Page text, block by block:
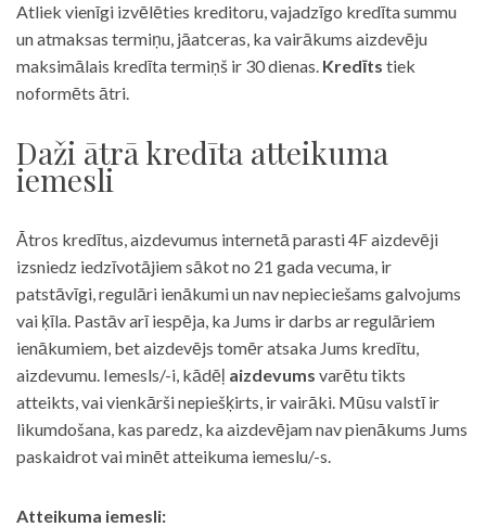
Atliek vienīgi izvēlēties kreditoru, vajadzīgo kredīta summu
un atmaksas termiņu, jāatceras, ka vairākums aizdevēju
maksimālais kredīta termiņš ir 30 dienas. Kredīts tiek
noformēts ātri.
Daži ātrā kredīta atteikuma
iemesli
Ātros kredītus, aizdevumus internetā parasti 4F aizdevēji
izsniedz iedzīvotājiem sākot no 21 gada vecuma, ir
patstāvīgi, regulāri ienākumi un nav nepieciešams galvojums
vai ķīla. Pastāv arī iespēja, ka Jums ir darbs ar regulāriem
ienākumiem, bet aizdevējs tomēr atsaka Jums kredītu,
aizdevumu. Iemesls/-i, kādēļ aizdevums varētu tikts
atteikts, vai vienkārši nepiešķirts, ir vairāki. Mūsu valstī ir
likumdošana, kas paredz, ka aizdevējam nav pienākums Jums
paskaidrot vai minēt atteikuma iemeslu/-s.
Atteikuma iemesli: